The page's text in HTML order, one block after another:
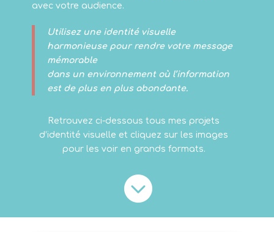
avec votre audience.
Utilisez une identité visuelle
harmonieuse pour rendre votre message
mémorable
dans un environnement où l’information
est de plus en plus abondante.
Retrouvez ci-dessous tous mes projets
d’identité visuelle et cliquez sur les images
pour les voir en grands formats.
